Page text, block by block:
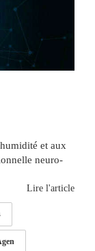
et aux
neuro-
Lire l'article